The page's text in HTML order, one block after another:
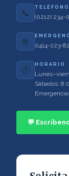
📞 (0212) 234-
🚨 0414-223-
🕐
HORARIO
Sábados:
💬